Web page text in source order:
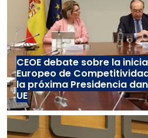
CEOE debate sobre la
Europeo de
la próxima Presidencia
UE